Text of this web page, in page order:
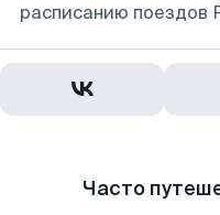
расписанию поездов
Часто